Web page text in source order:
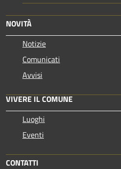
NOVITÀ
Notizie
Comunicati
Avvisi
VIVERE IL COMUNE
Luoghi
Eventi
CONTATTI